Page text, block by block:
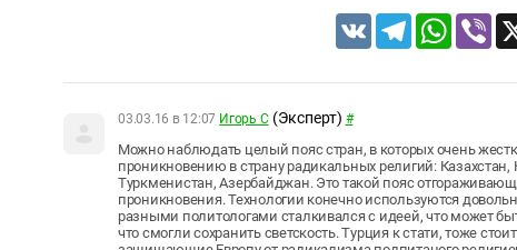
VK Telegram
03.03.16 в 12:07 Игорь С (Эксперт) #
Можно наблюдать целый пояс стран, в которых очень
проникновению в страну радикальных религий:
Туркменистан, Азербайджан. Это такой пояс
проникновения. Технологии конечно используются
разными политологами сталкивался с идеей, что может
что смогли сохранить светскость. Турция к стати, тоже